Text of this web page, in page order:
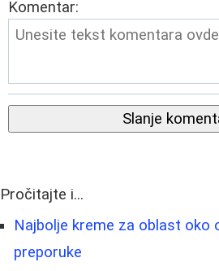
Komentar:
Slanje
Pročitajte i...
Najbolje kreme za oblast oko
preporuke